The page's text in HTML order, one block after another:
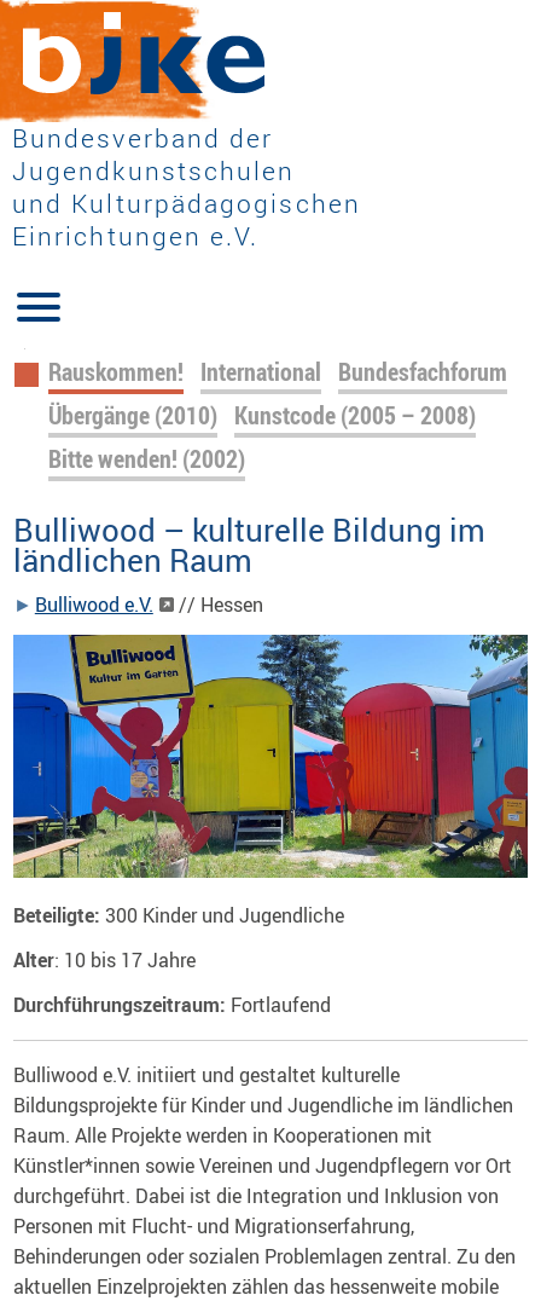
Bundesverband der
Jugendkunstschulen
und Kulturpädagogischen
Einrichtungen e.V.
Navigation
überspringen
Rauskommen! International Bundesfachforum
Übergänge (2010) Kunstcode (2005 – 2008)
Bitte wenden! (2002)
Bulliwood – kulturelle Bildung im
ländlichen Raum
Bulliwood e.V. // Hessen
Beteiligte: 300 Kinder und Jugendliche
Alter: 10 bis 17 Jahre
Durchführungszeitraum: Fortlaufend
Bulliwood e.V. initiiert und gestaltet kulturelle
Bildungsprojekte für Kinder und Jugendliche im ländlichen
Raum. Alle Projekte werden in Kooperationen mit
Künstler*innen sowie Vereinen und Jugendpflegern vor Ort
durchgeführt. Dabei ist die Integration und Inklusion von
Personen mit Flucht- und Migrationserfahrung,
Behinderungen oder sozialen Problemlagen zentral. Zu den
aktuellen Einzelprojekten zählen das hessenweite mobile